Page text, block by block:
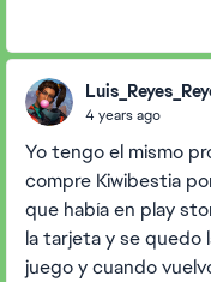
4 years ago
Yo tengo el mismo
compre Kiwibestia
que había en play
la tarjeta y se quedo
juego y cuando